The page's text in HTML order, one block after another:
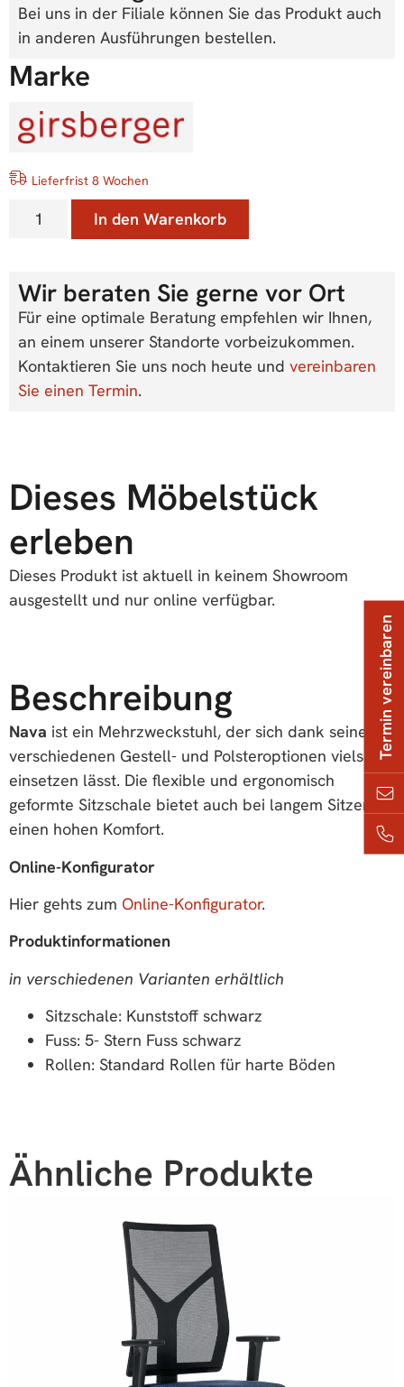
Bei uns in der Filiale können Sie das Produkt auch
in anderen Ausführungen bestellen.
Marke
Lieferfrist 8 Wochen
In den Warenkorb
Wir beraten Sie gerne vor Ort
Für eine optimale Beratung empfehlen wir Ihnen,
an einem unserer Standorte vorbeizukommen.
Kontaktieren Sie uns noch heute und vereinbaren
Sie einen Termin.
Dieses Möbelstück
erleben
Dieses Produkt ist aktuell in keinem Showroom
ausgestellt und nur online verfügbar.
Beschreibung
Nava ist ein Mehrzweckstuhl, der sich dank seiner
verschiedenen Gestell- und Polsteroptionen vielseitig
einsetzen lässt. Die flexible und ergonomisch
geformte Sitzschale bietet auch bei langem Sitzen
einen hohen Komfort.
Online-Konfigurator
Hier gehts zum Online-Konfigurator.
Produktinformationen
in verschiedenen Varianten erhältlich
Sitzschale: Kunststoff schwarz
Fuss: 5- Stern Fuss schwarz
Rollen: Standard Rollen für harte Böden
Ähnliche Produkte
Termin vereinbaren